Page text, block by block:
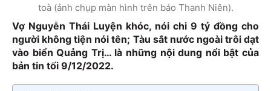
toà (ảnh chụp màn hình trên báo Thanh Niên).
Vợ Nguyễn Thái Luyện khóc, nói chi 9 tỷ đồng cho
người không tiện nói tên; Tàu sắt nước ngoài trôi dạt
vào biển Quảng Trị… là những nội dung nổi bật của
bản tin tối 9/12/2022.